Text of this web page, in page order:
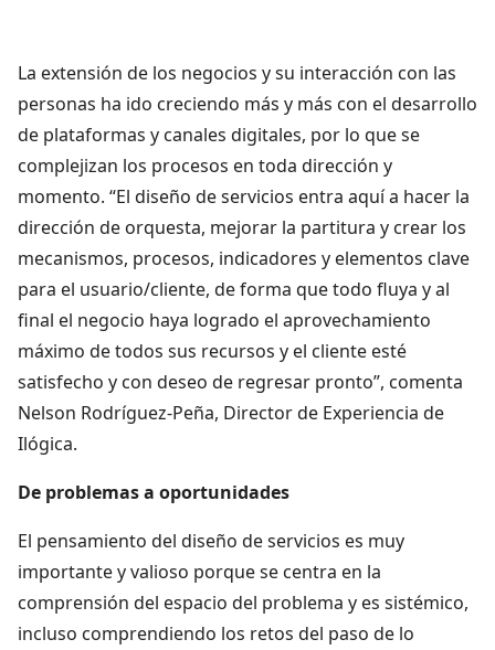
La extensión de los negocios y su interacción con las
personas ha ido creciendo más y más con el desarrollo
de plataformas y canales digitales, por lo que se
complejizan los procesos en toda dirección y
momento. “El diseño de servicios entra aquí a hacer la
dirección de orquesta, mejorar la partitura y crear los
mecanismos, procesos, indicadores y elementos clave
para el usuario/cliente, de forma que todo fluya y al
final el negocio haya logrado el aprovechamiento
máximo de todos sus recursos y el cliente esté
satisfecho y con deseo de regresar pronto”, comenta
Nelson Rodríguez-Peña, Director de Experiencia de
Ilógica.
De problemas a oportunidades
El pensamiento del diseño de servicios es muy
importante y valioso porque se centra en la
comprensión del espacio del problema y es sistémico,
incluso comprendiendo los retos del paso de lo